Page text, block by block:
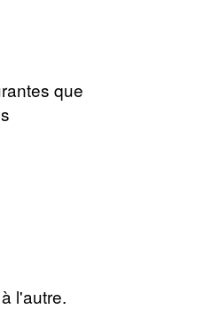
que
l'autre.